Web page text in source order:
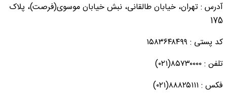
آدرس : تهران، خیابان طالقانی، نبش خیابان موسوی(فرصت)، پلاک
175
کد پستی : ۱۵۸۳۶۴۸۴۹۹
تلفن : ۸۵۷۳۰۰۰۰(۰۲۱)
فکس : ۸۸۸۲۵۱۱۱(۰۲۱)